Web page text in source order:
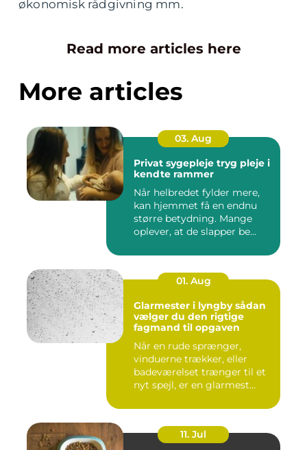
økonomisk rådgivning mm.
Read more articles here
More articles
03. Aug
Privat sygepleje tryg pleje i
kendte rammer
Når helbredet fylder mere,
kan hjemmet få en endnu
større betydning. Mange
oplever, at de slapper be...
01. Aug
Glarmester i lyngby sådan
vælger du den rigtige
fagmand til opgaven
Når en rude sprænger,
vinduerne trækker, eller
badeværelset trænger til et
nyt spejl, er en glarmest...
11. Jul